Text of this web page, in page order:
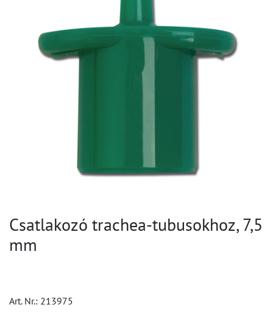
Csatlakozó trachea-tubusokhoz, 7,5
mm
Art. Nr.: 213975